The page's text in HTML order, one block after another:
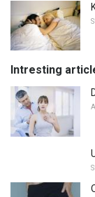
Intresting